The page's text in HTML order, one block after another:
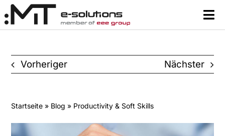
Zum
Inhalt
Lernsysteme & Tools
Ressourcen
Vorheriger Nächster
Startseite » Blog » Productivity & Soft Skills